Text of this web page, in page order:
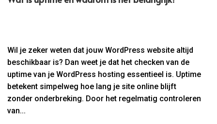
Wil je zeker weten dat jouw WordPress website altijd
beschikbaar is? Dan weet je dat het checken van de
uptime van je WordPress hosting essentieel is. Uptime
betekent simpelweg hoe lang je site online blijft
zonder onderbreking. Door het regelmatig controleren
van...